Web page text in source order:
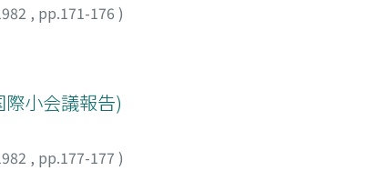
, pp.171-176 )
小会議報告)
, pp.177-177 )